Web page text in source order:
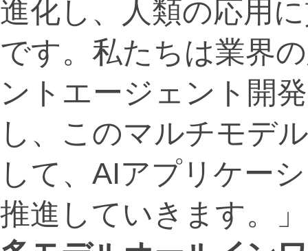
進化し、人類の応用
です。私たちは業界
ントエージェント開
し、このマルチモデ
して、AIアプリケー
推進していきます。」